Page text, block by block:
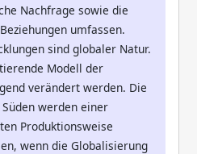
Nachfrage sowie die
umfassen.
sind globaler Natur.
Modell der
verändert werden. Die
werden einer
Produktionsweise
wenn die Globalisierung